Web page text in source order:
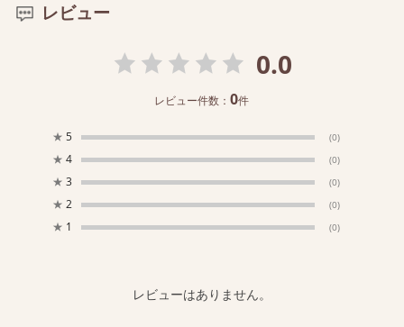
レビュー
0.0
レビュー件数：0件
★ 5 (0)
★ 4 (0)
★ 3 (0)
★ 2 (0)
★ 1 (0)
レビューはありません。